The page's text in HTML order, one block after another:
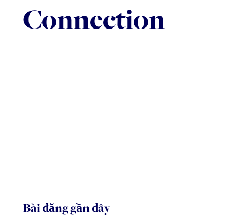
Connection
Bài đăng gần đây